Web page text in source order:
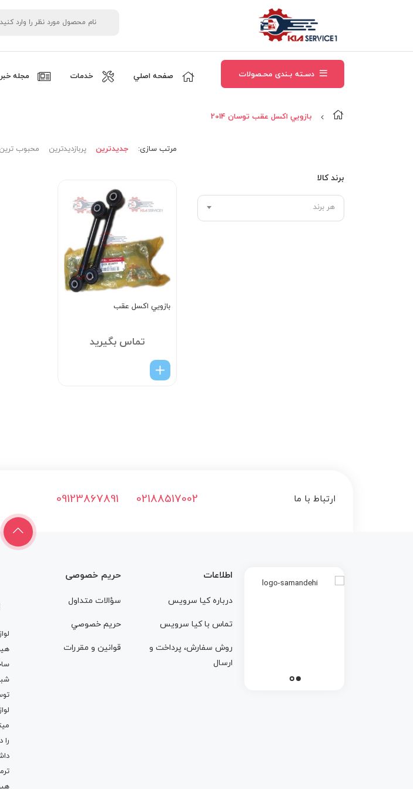
دسـته بـندی محـصولات صفحه اصلي خدمات مجله
بازويي اکسل عقب توسان 2014
برند کالا
هر برند
مرتب‌ سازی: جدیدترین پربازدیدترین محبوب ترین
بازويي اکسل عقب
تماس بگیرید
ارتباط با ما 09123867891 02188517002
اطلاعات
درباره کيا سرويس
تماس با کيا سرويس
روش سفارش، پرداخت و
ارسال
حریم خصوصی
سؤالات متداول
حريم خصوصي
قوانين و مقررات